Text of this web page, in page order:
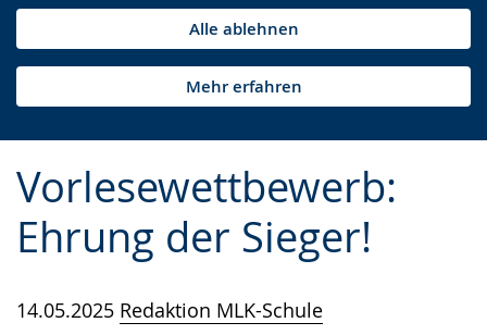
Alle ablehnen
Mehr erfahren
Vorlesewettbewerb:
Ehrung der Sieger!
14.05.2025 Redaktion MLK-Schule